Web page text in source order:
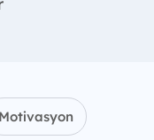
Motivasyon